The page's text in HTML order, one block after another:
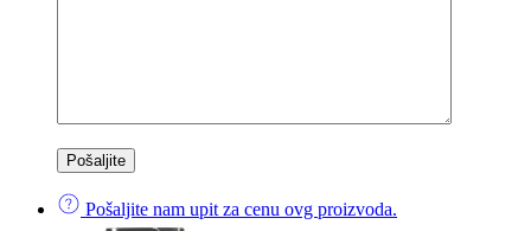
Pošaljite nam upit za cenu ovg proizvoda.